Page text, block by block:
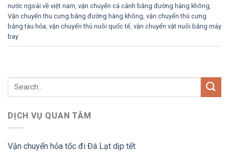
nước ngoài về việt nam vận chuyển cá cảnh bằng đường hàng không
Vận chuyển thu cưng bằng đường hàng không vận chuyển thú cưng
bằng tàu hỏa vận chuyển thú nuôi quốc tế vận chuyển vật nuôi bằng máy
bay
DỊCH VỤ QUAN TÂM
Vận chuyển hỏa tốc đi Đà Lạt dịp tết